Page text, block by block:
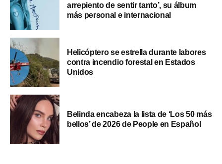
arrepiento de sentir tanto’, su álbum
más personal e internacional
Helicóptero se estrella durante labores
contra incendio forestal en Estados
Unidos
Belinda encabeza la lista de ‘Los 50 más
bellos’ de 2026 de People en Español